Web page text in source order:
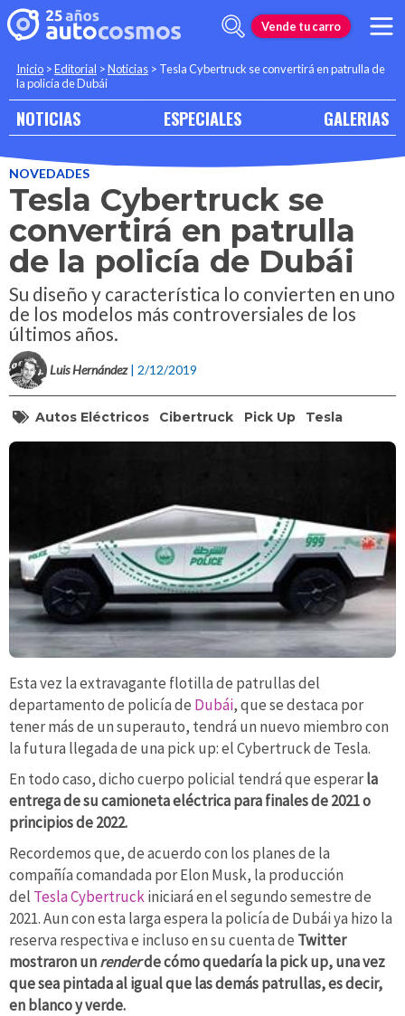
Vende tu carro
Inicio >Editorial >Noticias > Tesla Cybertruck se convertirá en patrulla de
la policía de Dubái
NOTICIAS ESPECIALES GALERIAS
NOVEDADES
Tesla Cybertruck se
convertirá en patrulla
de la policía de Dubái
Su diseño y característica lo convierten en uno
de los modelos más controversiales de los
últimos años.
Luis Hernández | 2/12/2019
Autos Eléctricos Cibertruck Pick Up Tesla
Esta vez la extravagante flotilla de patrullas del
departamento de policía de Dubái, que se destaca por
tener más de un superauto, tendrá un nuevo miembro con
la futura llegada de una pick up: el Cybertruck de Tesla.
En todo caso, dicho cuerpo policial tendrá que esperarla
entrega de su camioneta eléctrica para finales de 2021 o
principios de 2022.
Recordemos que, de acuerdo con los planes de la
compañía comandada por Elon Musk, la producción
del Tesla Cybertruckiniciará en el segundo semestre de
2021. Aun con esta larga espera la policía de Dubái ya hizo la
reserva respectiva e incluso en su cuenta de Twitter
mostraron unrenderde cómo quedaría la pick up, una vez
que sea pintada al igual que las demás patrullas, es decir,
en blanco y verde.